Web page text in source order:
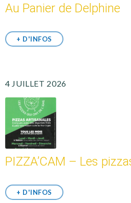
Au Panier de Delphine
+ D'INFOS
4 JUILLET 2026
PIZZA’CAM – Les
+ D'INFOS